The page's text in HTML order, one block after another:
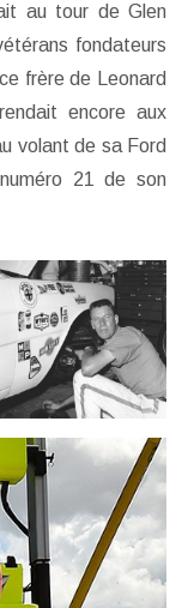
au tour de Glen
fondateurs
frère de Leonard
encore aux
volant de sa Ford
21 de son